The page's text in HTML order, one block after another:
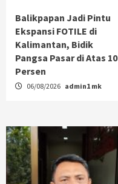
Balikpapan Jadi Pintu
Ekspansi FOTILE di
Kalimantan, Bidik
Pangsa Pasar di Atas 10
Persen
06/08/2026 admin1 mk